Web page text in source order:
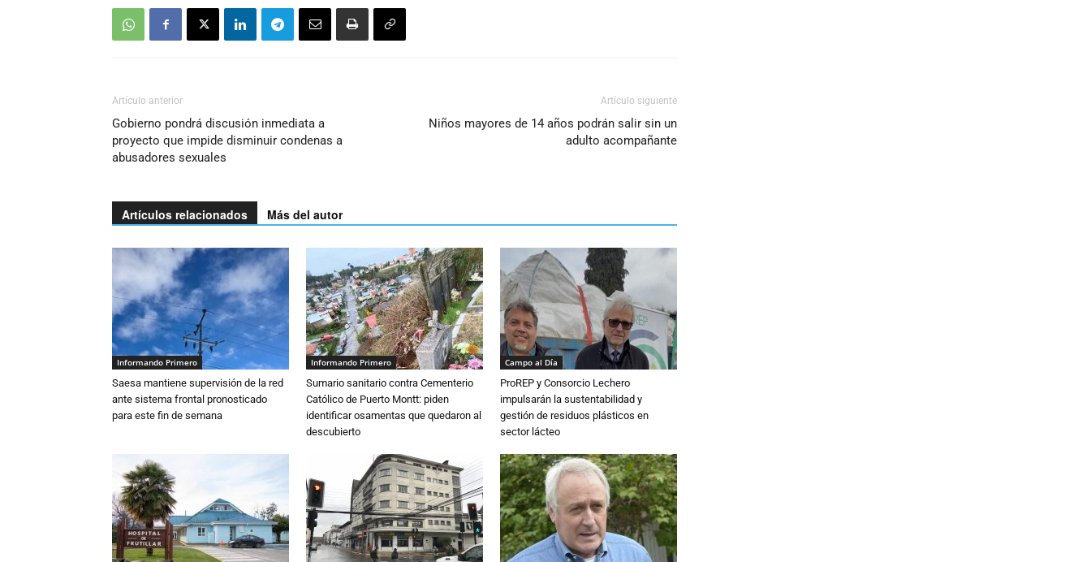
Artículo anterior
Gobierno pondrá discusión inmediata a
proyecto que impide disminuir condenas a
abusadores sexuales
Artículo siguiente
Niños mayores de 14 años podrán salir sin un
adulto acompañante
Artículos relacionados Más del autor
Informando Primero
Saesa mantiene supervisión de la red
ante sistema frontal pronosticado
para este fin de semana
Informando Primero
Sumario sanitario contra Cementerio
Católico de Puerto Montt: piden
identificar osamentas que quedaron al
descubierto
Campo al Día
ProREP y Consorcio Lechero
impulsarán la sustentabilidad y
gestión de residuos plásticos en
sector lácteo